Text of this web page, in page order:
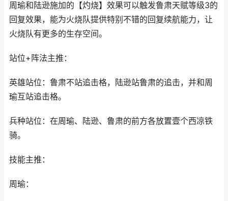
周瑜和陆逊施加的【灼烧】效果可以触发鲁肃天赋等级3的
回复效果，能为火烧队提供特别不错的回复续航能力，让
火烧队有更多的生存空间。
站位+阵法主推：
英雄站位：鲁肃不站追击格，陆逊站鲁肃的追击，并和周
瑜互站追击格。
兵种站位：在周瑜、陆逊、鲁肃的前方各放置壹个西凉铁
骑。
技能主推：
周瑜：